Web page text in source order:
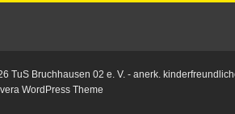
TuS Bruchhausen 02 e. V. - anerk.
WordPress Theme